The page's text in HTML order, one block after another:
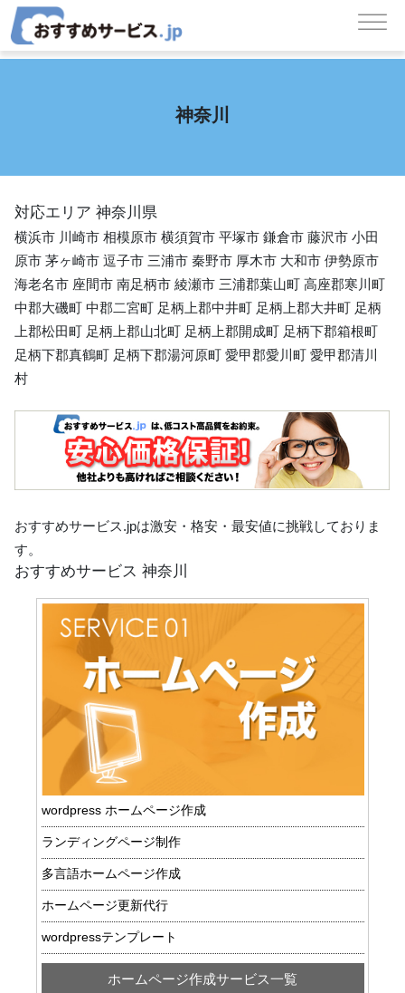
コンテンツへスキップ
メインナビゲーション
神奈川
対応エリア 神奈川県
横浜市 川崎市 相模原市 横須賀市 平塚市 鎌倉市 藤沢市 小田
原市 茅ヶ崎市 逗子市 三浦市 秦野市 厚木市 大和市 伊勢原市
海老名市 座間市 南足柄市 綾瀬市 三浦郡葉山町 高座郡寒川町
中郡大磯町 中郡二宮町 足柄上郡中井町 足柄上郡大井町 足柄
上郡松田町 足柄上郡山北町 足柄上郡開成町 足柄下郡箱根町
足柄下郡真鶴町 足柄下郡湯河原町 愛甲郡愛川町 愛甲郡清川
村
おすすめサービス.jpは激安・格安・最安値に挑戦しておりま
す。
おすすめサービス 神奈川
wordpress ホームページ作成
ランディングページ制作
多言語ホームページ作成
ホームページ更新代行
wordpressテンプレート
ホームページ作成サービス一覧